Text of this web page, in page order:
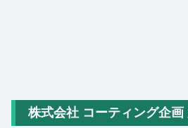
株式会社 コーティング企